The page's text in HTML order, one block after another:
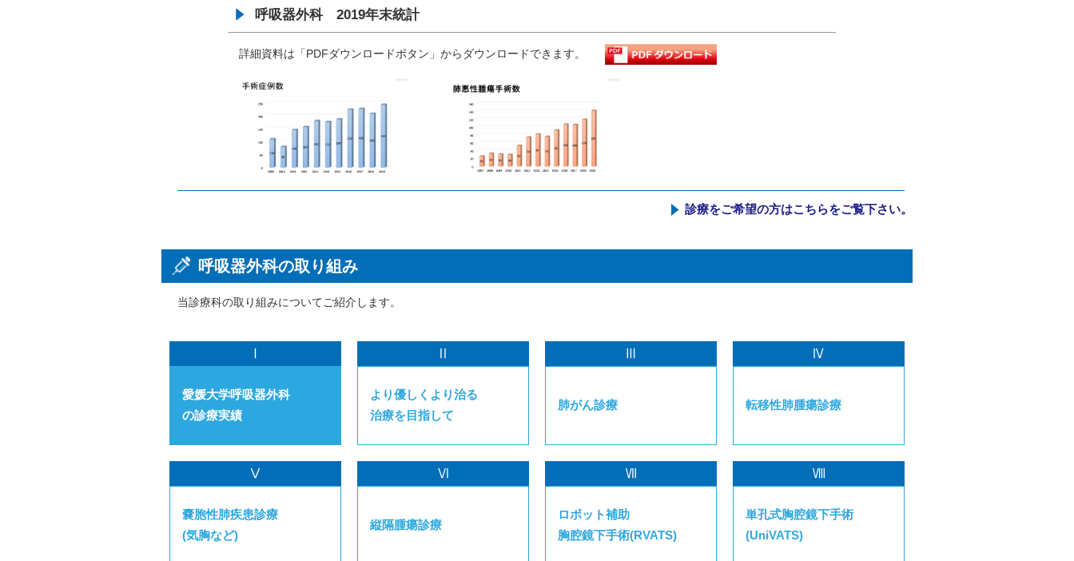
呼吸器外科 2019年末統計
詳細資料は「PDFダウンロードボタン」からダウンロードできます。
診療をご希望の方はこちらをご覧下さい。
呼吸器外科の取り組み
当診療科の取り組みについてご紹介します。
Ⅰ
愛媛大学呼吸器外科
の診療実績
Ⅱ
より優しくより治る
治療を目指して
Ⅲ
肺がん診療
Ⅳ
転移性肺腫瘍診療
Ⅴ
嚢胞性肺疾患診療
(気胸など)
Ⅵ
縦隔腫瘍診療
Ⅶ
ロボット補助
胸腔鏡下手術(RVATS)
Ⅷ
単孔式胸腔鏡下手術
(UniVATS)